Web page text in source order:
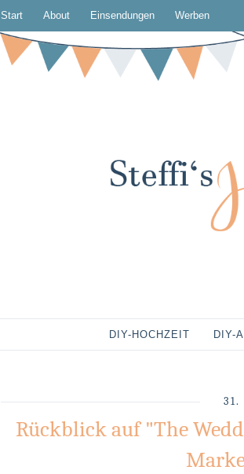
Start About Einsendungen Werben
DIY-HOCHZEIT DIY-
31.
Rückblick auf "The